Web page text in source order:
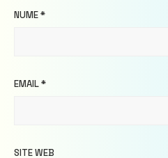
NUME*
EMAIL*
SITE WEB